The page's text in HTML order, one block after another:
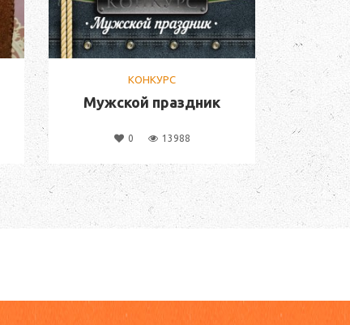
КОНКУРС
Мужской праздник
0 13988